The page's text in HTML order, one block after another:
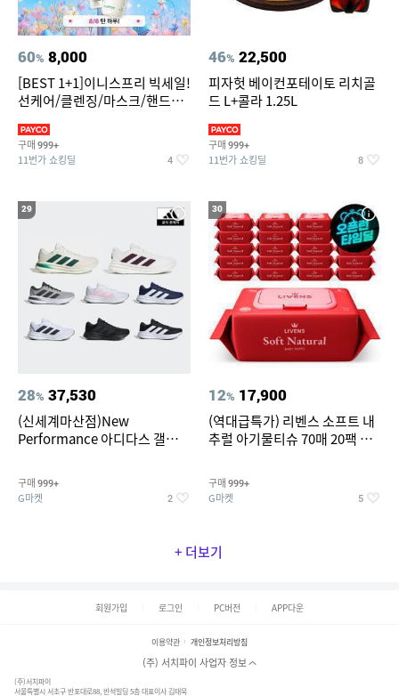
60% 8,000
[BEST 1+1]이니스프리 빅세일!
선케어/클렌징/마스크/핸드크
구매 999+
11번가 쇼킹딜 4
46% 22,500
피자헛 베이컨포테이토 리치골
드 L+콜라 1.25L
구매 999+
11번가 쇼킹딜 8
29
28% 37,530
(신세계마산점)New
Performance 아디다스 갤럭시
구매 999+
G마켓 2
30
12% 17,900
(역대급특가) 리벤스 소프트 내
추럴 아기물티슈 70매 20팩 캡
구매 999+
G마켓 5
+ 더보기
회원가입 로그인 PC버전 APP다운
이용약관 개인정보처리방침
(주) 서치파이 사업자 정보
(주)서치파이
서울특별시 서초구 반포대로88, 반석빌딩 5층 대표이사 김태묵